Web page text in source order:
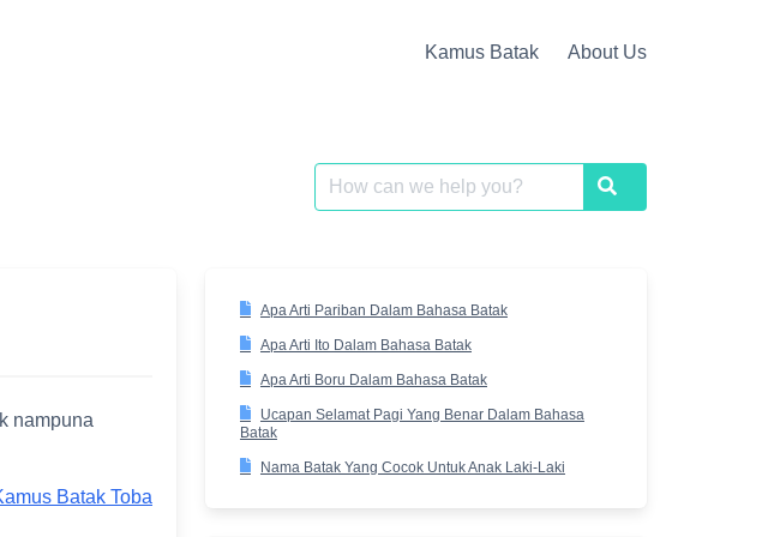
Kamus Batak About Us
Search
for:
Search
Apa Arti Pariban Dalam Bahasa Batak
Apa Arti Ito Dalam Bahasa Batak
Apa Arti Boru Dalam Bahasa Batak
Ucapan Selamat Pagi Yang Benar Dalam Bahasa
Batak
Nama Batak Yang Cocok Untuk Anak Laki-Laki
nampuna
Batak Toba